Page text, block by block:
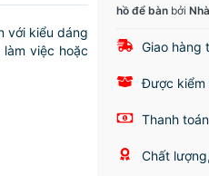
với kiểu dáng
việc hoặc
hồ để bàn bởi
Giao hàng
Được kiểm
Thanh
Chất